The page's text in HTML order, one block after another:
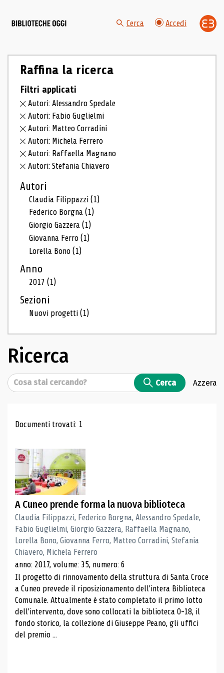
Cerca Accedi
Raffina la ricerca
Filtri applicati
Autori: Alessandro Spedale
Autori: Fabio Guglielmi
Autori: Matteo Corradini
Autori: Michela Ferrero
Autori: Raffaella Magnano
Autori: Stefania Chiavero
Autori
Claudia Filippazzi(1)
Federico Borgna(1)
Giorgio Gazzera(1)
Giovanna Ferro(1)
Lorella Bono(1)
Anno
2017(1)
Sezioni
Nuovi progetti(1)
Ricerca
Cerca Cerca Azzera
Risultati di ricerca
Documenti trovati: 1
A Cuneo prende forma la nuova biblioteca
Claudia Filippazzi, Federico Borgna, Alessandro Spedale,
Fabio Guglielmi, Giorgio Gazzera, Raffaella Magnano,
Lorella Bono, Giovanna Ferro, Matteo Corradini, Stefania
Chiavero, Michela Ferrero
anno: 2017, volume: 35, numero: 6
Il progetto di rinnovamento della struttura di Santa Croce
a Cuneo prevede il riposizionamento dell'intera Biblioteca
Comunale. Attualmente è stato completato il primo lotto
dell'intervento, dove sono collocati la biblioteca 0-18, il
fondo storico, la collezione di Giuseppe Peano, gli uffici
del premio ...